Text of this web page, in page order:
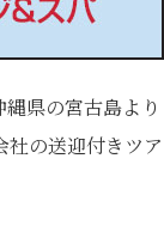
県の宮古島より
社の送迎付きツア